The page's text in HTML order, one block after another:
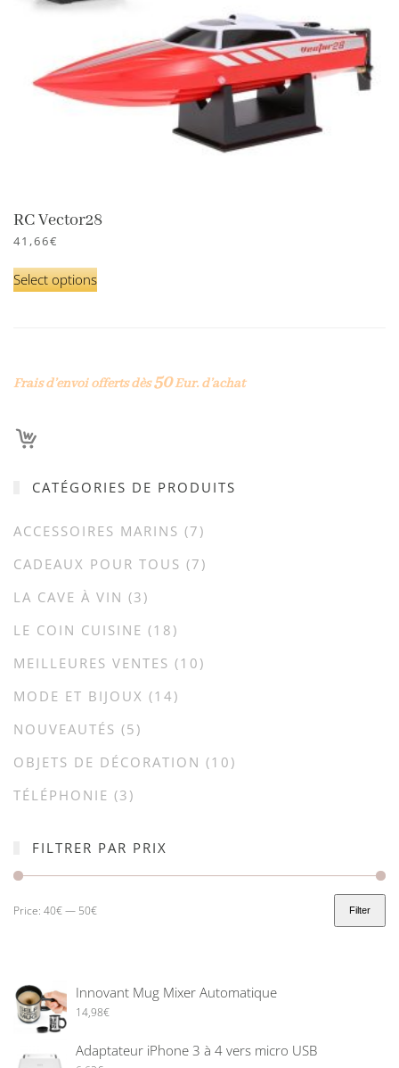
RC Vector28
41,66€
Select options
Frais d’envoi offerts dès50Eur. d’achat
CATÉGORIES DE PRODUITS
ACCESSOIRES MARINS (7)
CADEAUX POUR TOUS (7)
LA CAVE À VIN (3)
LE COIN CUISINE (18)
MEILLEURES VENTES (10)
MODE ET BIJOUX (14)
NOUVEAUTÉS (5)
OBJETS DE DÉCORATION (10)
TÉLÉPHONIE (3)
FILTRER PAR PRIX
Filter
Price: 40€— 50€
Innovant Mug Mixer Automatique
14,98€
Adaptateur iPhone 3 à 4 vers micro USB